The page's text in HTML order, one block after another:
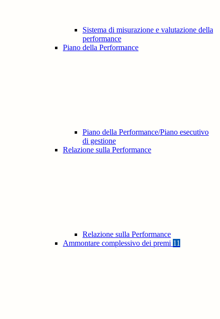
Sistema di misurazione e valutazione della
performance
Piano della Performance
Piano della Performance/Piano esecutivo
di gestione
Relazione sulla Performance
Relazione sulla Performance
Ammontare complessivo dei premi 11